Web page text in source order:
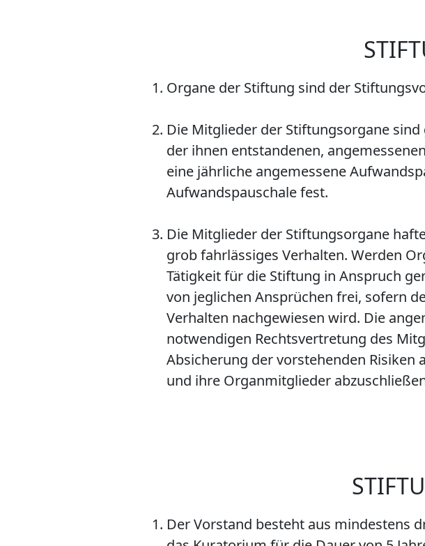
Organe der Stiftung sind der
Die Mitglieder der Stiftungsorgane
der ihnen entstandenen,
eine jährliche angemessene
Aufwandspauschale fest.
Die Mitglieder der Stiftungsorgane
grob fahrlässiges Verhalten. Werden
Tätigkeit für die Stiftung in Anspruch
von jeglichen Ansprüchen frei, sofern
Verhalten nachgewiesen wird. Die
notwendigen Rechtsvertretung des
Absicherung der vorstehenden Risiken
und ihre Organmitglieder
Der Vorstand besteht aus mindestens